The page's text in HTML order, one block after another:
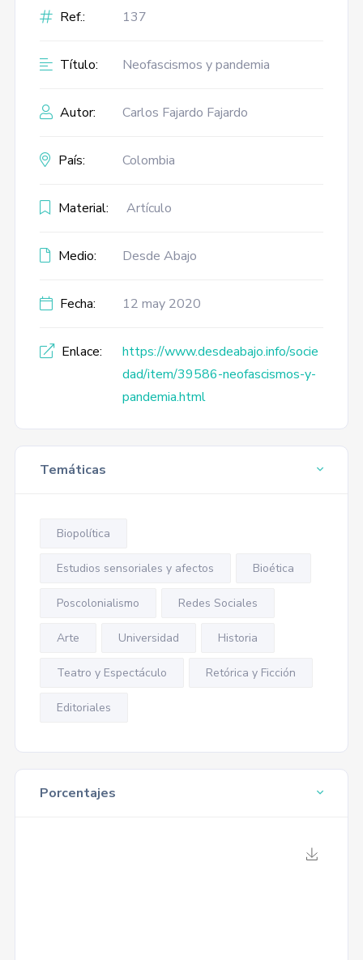
Ref.: 137
Título: Neofascismos y pandemia
Autor: Carlos Fajardo Fajardo
País: Colombia
Material: Artículo
Medio: Desde Abajo
Fecha: 12 may 2020
Enlace:
https://www.desdeabajo.info/socie
dad/item/39586-neofascismos-y-
pandemia.html
Temáticas
Biopolítica
Estudios sensoriales y afectos Bioética
Poscolonialismo Redes Sociales
Arte Universidad Historia
Teatro y Espectáculo Retórica y Ficción
Editoriales
Porcentajes